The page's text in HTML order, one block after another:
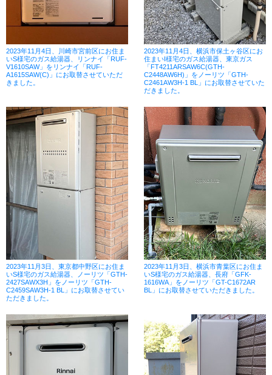
2023年11月4日、川崎市宮前区にお住ま
いS様宅のガス給湯器、リンナイ「RUF-
V1610SAW」をリンナイ「RUF-
A1615SAW(C)」にお取替させていただ
きました。
2023年11月4日、横浜市保土ヶ谷区にお
住まいI様宅のガス給湯器、東京ガス
「FT4211ARSAW6C(GTH-
C2448AW6H)」をノーリツ「GTH-
C2461AW3H-1 BL」にお取替させていた
だきました。
2023年11月3日、東京都中野区にお住ま
いS様宅のガス給湯器、ノーリツ「GTH-
2427SAWX3H」をノーリツ「GTH-
C2459SAW3H-1 BL」にお取替させてい
ただきました。
2023年11月3日、横浜市青葉区にお住ま
いS様宅のガス給湯器、長府「GFK-
1616WA」をノーリツ「GT-C1672AR
BL」にお取替させていただきました。